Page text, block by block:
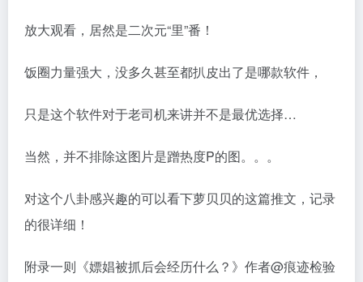
放大观看，居然是二次元“里”番！
饭圈力量强大，没多久甚至都扒皮出了是哪款软件，
只是这个软件对于老司机来讲并不是最优选择…
当然，并不排除这图片是蹭热度P的图。。。
对这个八卦感兴趣的可以看下萝贝贝的这篇推文，记录
的很详细！
附录一则《嫖娼被抓后会经历什么？》作者@痕迹检验